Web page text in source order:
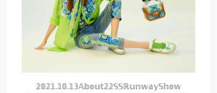
𝟚𝟘𝟚𝟙.𝟙𝟘.𝟙𝟛𝔸𝕓𝕠𝕦𝕥𝟚𝟚𝕊𝕊ℝ𝕦𝕟𝕨𝕒𝕪𝕊𝕙𝕠𝕨